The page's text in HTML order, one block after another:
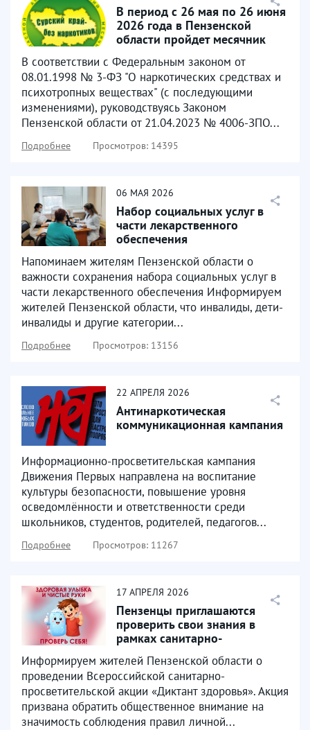
В период с 26 мая по 26 июня
2026 года в Пензенской
области пройдет месячник
В соответствии с Федеральным законом от
08.01.1998 № 3-ФЗ "О наркотических средствах и
психотропных веществах" (с последующими
изменениями), руководствуясь Законом
Пензенской области от 21.04.2023 № 4006-ЗПО...
Подробнее Просмотров: 14395
06 МАЯ 2026
Набор социальных услуг в
части лекарственного
обеспечения
Напоминаем жителям Пензенской области о
важности сохранения набора социальных услуг в
части лекарственного обеспечения Информируем
жителей Пензенской области, что инвалиды, дети-
инвалиды и другие категории...
Подробнее Просмотров: 13156
22 АПРЕЛЯ 2026
Антинаркотическая
коммуникационная кампания
Информационно-просветительская кампания
Движения Первых направлена на воспитание
культуры безопасности, повышение уровня
осведомлённости и ответственности среди
школьников, студентов, родителей, педагогов...
Подробнее Просмотров: 11267
17 АПРЕЛЯ 2026
Пензенцы приглашаются
проверить свои знания в
рамках санитарно-
просветительской акции
«Диктант...
Информируем жителей Пензенской области о
проведении Всероссийской санитарно-
просветительской акции «Диктант здоровья». Акция
призвана обратить общественное внимание на
значимость соблюдения правил личной...